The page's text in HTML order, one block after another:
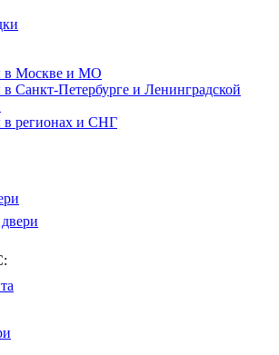
в Москве и МО
Санкт-Петербурге и Ленинградской
регионах и СНГ